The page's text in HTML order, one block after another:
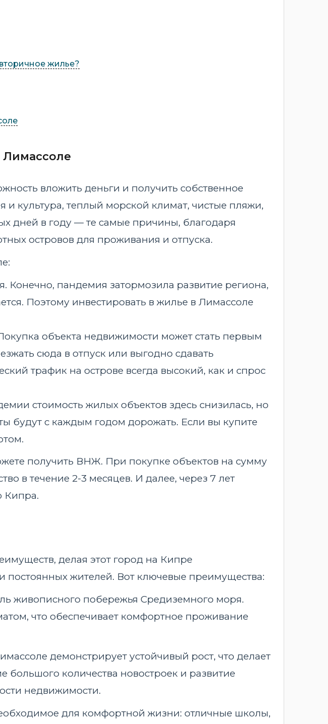
жилье?
Лимассоле
вложить деньги и получить собственное
культура, теплый морской климат, чистые пляжи,
дней в году — те самые причины, благодаря
островов для проживания и отпуска.
Конечно, пандемия затормозила развитие региона,
Поэтому инвестировать в жилье в Лимассоле
объекта недвижимости может стать первым
сюда в отпуск или выгодно сдавать
трафик на острове всегда высокий, как и спрос
стоимость жилых объектов здесь снизилась, но
будут с каждым годом дорожать. Если вы купите
получить ВНЖ. При покупке объектов на сумму
в течение 2-3 месяцев. И далее, через 7 лет
Кипра.
делая этот город на Кипре
жителей. Вот ключевые преимущества:
живописного побережья Средиземного моря.
что обеспечивает комфортное проживание
демонстрирует устойчивый рост, что делает
количества новостроек и развитие
недвижимости.
для комфортной жизни: отличные школы,